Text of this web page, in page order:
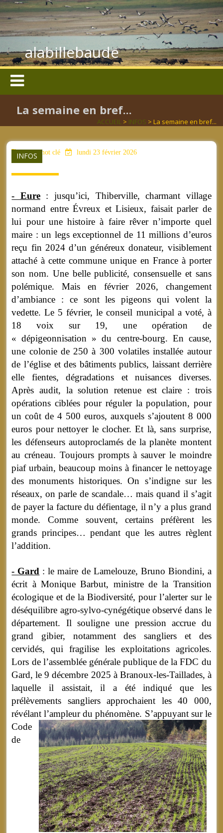
alabillebaude
La semaine en bref...
ACCUEIL> INFOS > La semaine en bref...
INFOS
aucun mot clé lundi 23 février 2026
- Eure: jusqu’ici, Thiberville, charmant village
normand entre Évreux et Lisieux, faisait parler de
lui pour une histoire à faire rêver n’importe quel
maire : un legs exceptionnel de 11 millions d’euros
reçu fin 2024 d’un généreux donateur, visiblement
attaché à cette commune unique en France à porter
son nom. Une belle publicité, consensuelle et sans
polémique. Mais en février 2026, changement
d’ambiance : ce sont les pigeons qui volent la
vedette. Le 5 février, le conseil municipal a voté, à
18 voix sur 19, une opération de
« dépigeonnisation » du centre-bourg. En cause,
une colonie de 250 à 300 volatiles installée autour
de l’église et des bâtiments publics, laissant derrière
elle fientes, dégradations et nuisances diverses.
Après audit, la solution retenue est claire : trois
opérations ciblées pour réguler la population, pour
un coût de 4 500 euros, auxquels s’ajoutent 8 000
euros pour nettoyer le clocher. Et là, sans surprise,
les défenseurs autoproclamés de la planète montent
au créneau. Toujours prompts à sauver le moindre
piaf urbain, beaucoup moins à financer le nettoyage
des monuments historiques. On s’indigne sur les
réseaux, on parle de scandale… mais quand il s’agit
de payer la facture du défientage, il n’y a plus grand
monde. Comme souvent, certains préfèrent les
grands principes… pendant que les autres règlent
l’addition.
- Gard : le maire de Lamelouze, Bruno Biondini, a
écrit à Monique Barbut, ministre de la Transition
écologique et de la Biodiversité, pour l’alerter sur le
déséquilibre agro-sylvo-cynégétique observé dans le
département. Il souligne une pression accrue du
grand gibier, notamment des sangliers et des
cervidés, qui fragilise les exploitations agricoles.
Lors de l’assemblée générale publique de la FDC du
Gard, le 9 décembre 2025 à Branoux-les-Taillades, à
laquelle il assistait, il a été indiqué que les
prélèvements sangliers approchaient les 40 000,
révélant l’ampleur du phénomène. S’appuyant sur le
Code
de